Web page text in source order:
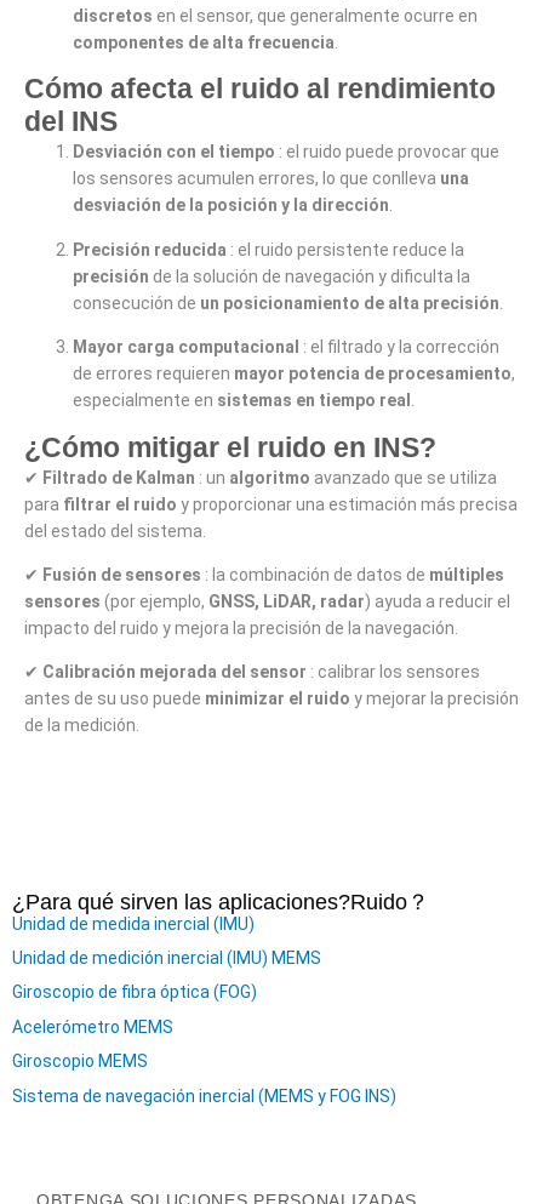
discretos en el sensor, que generalmente ocurre en
componentes de alta frecuencia
Cómo afecta el ruido al rendimiento
del INS
Desviación con el tiempo : el ruido puede provocar que
los sensores acumulen errores, lo que conlleva una
desviación de la posición y la dirección.
Precisión reducida : el ruido persistente reduce la
precisión de la solución de navegación y dificulta la
consecución de un posicionamiento de alta precisión
Mayor carga computacional : el filtrado y la corrección
de errores requieren mayor potencia de procesamiento,
especialmente en sistemas en tiempo real
¿Cómo mitigar el ruido en INS?
✔ Filtrado de Kalman : un algoritmo avanzado que se utiliza
para filtrar el ruido y proporcionar una estimación más precisa
del estado del sistema.
✔ Fusión de sensores : la combinación de datos de múltiples
sensores (por ejemplo, GNSS, LiDAR, radar) ayuda a reducir el
impacto del ruido y mejora la precisión de la navegación.
✔ Calibración mejorada del sensor : calibrar los sensores
antes de su uso puede minimizar el ruido y mejorar la precisión
de la medición.
¿Para qué sirven las aplicaciones?Ruido ？
Unidad de medida inercial (IMU)
Unidad de medición inercial (IMU) MEMS
Giroscopio de fibra óptica (FOG)
Acelerómetro MEMS
Giroscopio MEMS
Sistema de navegación inercial (MEMS y FOG INS)